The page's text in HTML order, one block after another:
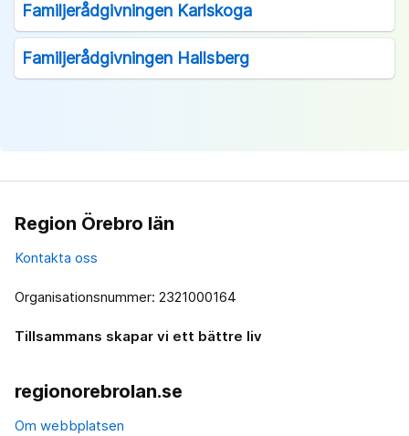
Familjerådgivningen Karlskoga
Familjerådgivningen Hallsberg
Region Örebro län
Kontakta oss
Organisationsnummer: 2321000164
Tillsammans skapar vi ett bättre liv
regionorebrolan.se
Om webbplatsen